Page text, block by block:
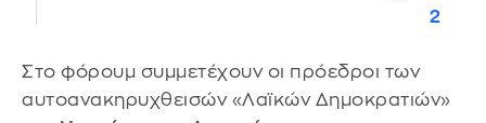
2
Στο φόρουμ συμμετέχουν οι πρόεδροι των
αυτοανακηρυχθεισών «Λαϊκών Δημοκρατιών»